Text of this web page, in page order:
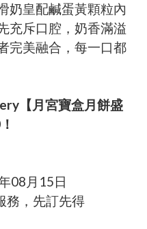
奶皇配鹹蛋黃顆粒內
充斥口腔，奶香滿溢
完美融合，每一口都
【月宮寶盒月餅盛
08月15日
務，先訂先得